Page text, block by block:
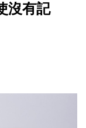
沒有記